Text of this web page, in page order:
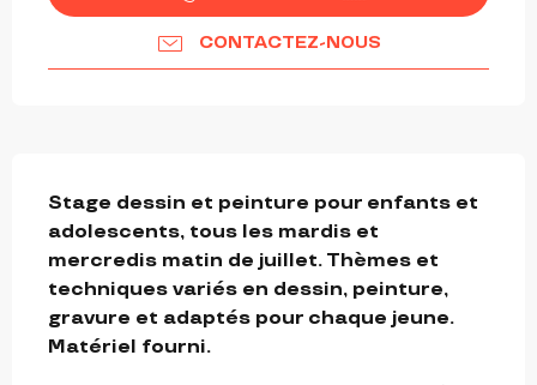
CONTACTEZ-NOUS
Stage dessin et peinture pour enfants et
adolescents, tous les mardis et
mercredis matin de juillet. Thèmes et
techniques variés en dessin, peinture,
gravure et adaptés pour chaque jeune.
Matériel fourni.